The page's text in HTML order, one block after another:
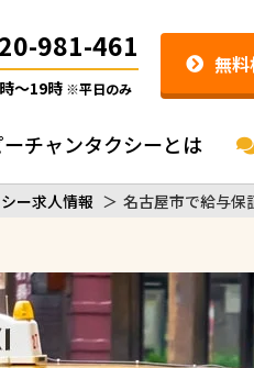
981-461
〜19時 ※平日のみ
無
ーチャンタクシーとは
ー求人情報 ＞ 名古屋市で給与保